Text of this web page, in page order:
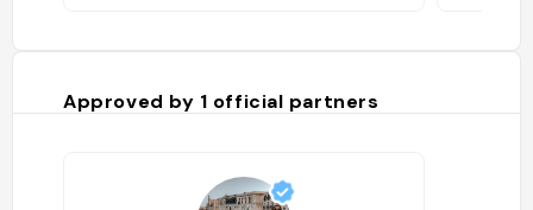
Approved by 1 official partners